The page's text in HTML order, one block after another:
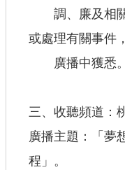
【政府網站資料開放
調、廉及相關
或處理有關事件
廣播中獲悉。
三、收聽頻道：
廣播主題：「夢
程」。